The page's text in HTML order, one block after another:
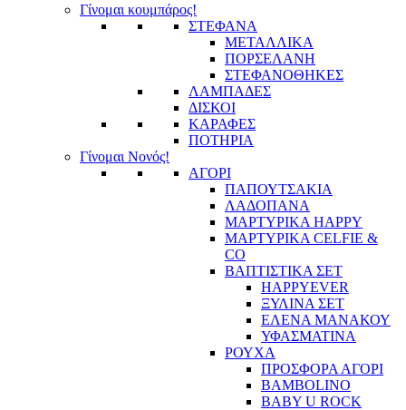
Γίνομαι κουμπάρος!
ΣΤΕΦΑΝΑ
ΜΕΤΑΛΛΙΚΑ
ΠΟΡΣΕΛΑΝΗ
ΣΤΕΦΑΝΟΘΗΚΕΣ
ΛΑΜΠΑΔΕΣ
ΔΙΣΚΟΙ
ΚΑΡΑΦΕΣ
ΠΟΤΗΡΙΑ
Γίνομαι Νονός!
ΑΓΟΡΙ
ΠΑΠΟΥΤΣΑΚΙΑ
ΛΑΔΟΠΑΝΑ
ΜΑΡΤΥΡΙΚΑ HAPPY
ΜΑΡΤΥΡΙΚΑ CELFIE &
CO
ΒΑΠΤΙΣΤΙΚΑ ΣΕΤ
HAPPYEVER
ΞΥΛΙΝΑ ΣΕΤ
ΕΛΕΝΑ ΜΑΝΑΚΟΥ
ΥΦΑΣΜΑΤΙΝΑ
ΡΟΥΧΑ
ΠΡΟΣΦΟΡΑ ΑΓΟΡΙ
BAMBOLINO
BABY U ROCK